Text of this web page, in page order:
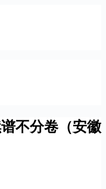
不分卷（安徽